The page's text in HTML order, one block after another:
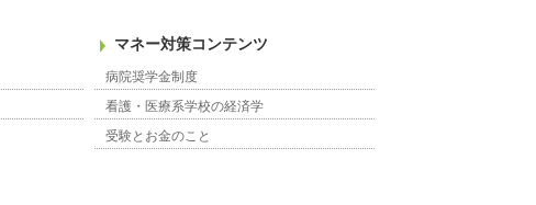
マネー対策コンテンツ
病院奨学金制度
看護・医療系学校の経済学
受験とお金のこと